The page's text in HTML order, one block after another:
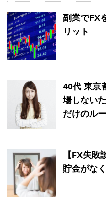
副業でFX
リット
40代 東京
場しない
だけのル
【FX失
貯金がな